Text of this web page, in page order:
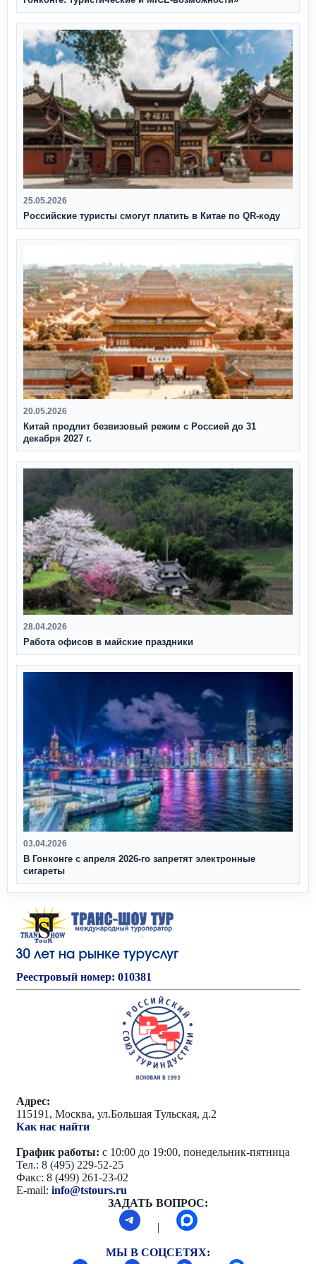
25.05.2026
Российские туристы смогут платить в Китае по QR‑коду
20.05.2026
Китай продлит безвизовый режим с Россией до 31
декабря 2027 г.
28.04.2026
Работа офисов в майские праздники
03.04.2026
В Гонконге с апреля 2026‑го запретят электронные
сигареты
Реестровый номер: 010381
Адрес:
115191, Москва, ул.Большая Тульская, д.2
Как нас найти
График работы: с 10:00 до 19:00, понедельник-пятница
Тел.: 8 (495) 229-52-25
Факс: 8 (499) 261-23-02
E-mail: info@tstours.ru
ЗАДАТЬ ВОПРОС:
|
МЫ В СОЦСЕТЯХ: